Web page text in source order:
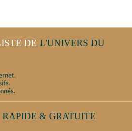
DE L'UNIVERS DU
RAPIDE & GRATUITE